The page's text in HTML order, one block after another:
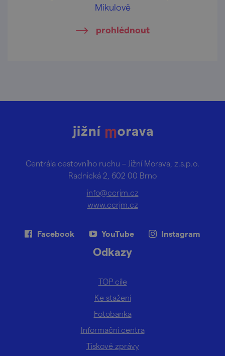
Mikulově
prohlédnout
Centrála cestovního ruchu – Jižní Morava, z.s.p.o.
Radnická 2, 602 00 Brno
info@ccrjm.cz
www.ccrjm.cz
Facebook YouTube Instagram
Odkazy
TOP cíle
Ke stažení
Fotobanka
Informační centra
Tiskové zprávy